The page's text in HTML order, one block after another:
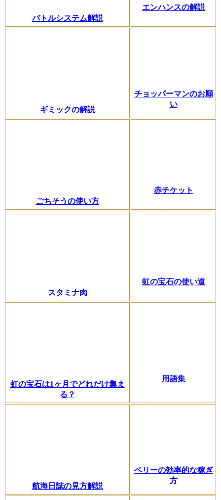
バトルシステム解説
エンハンスの解説
ギミックの解説
チョッパーマンのお願
い
ごちそうの使い方
赤チケット
スタミナ肉
虹の宝石の使い道
虹の宝石は1ヶ月でどれだけ集ま
る？
用語集
航海日誌の見方解説
ベリーの効率的な稼ぎ
方